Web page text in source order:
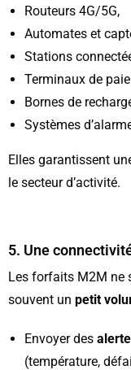
Routeurs 4G/5G,
Automates et
Stations
Terminaux de
Bornes de
Systèmes
Elles garantissent
le secteur d’activité.
5. Une
Les forfaits M2M ne
souvent un petit
Envoyer des
(température,